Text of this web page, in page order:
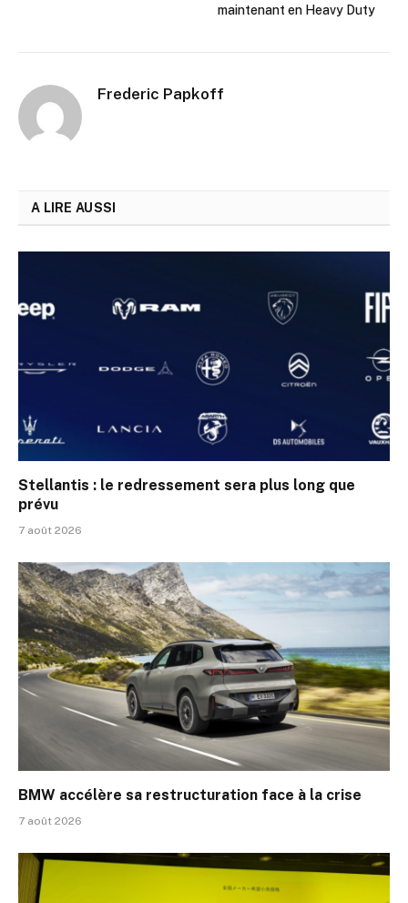
maintenant en Heavy Duty
Frederic Papkoff
A LIRE AUSSI
Stellantis : le redressement sera plus long que
prévu
7 août 2026
BMW accélère sa restructuration face à la crise
7 août 2026